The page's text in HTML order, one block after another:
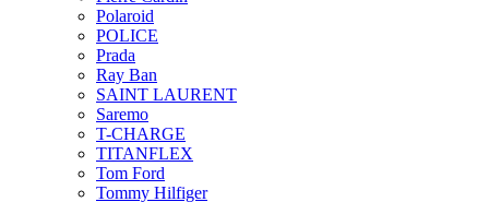
Polaroid
POLICE
Prada
Ray Ban
SAINT LAURENT
Saremo
T-CHARGE
TITANFLEX
Tom Ford
Tommy Hilfiger